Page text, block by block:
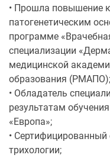
• Прошла повышение
патогенетическим
программе
специализации
медицинской
образования (РМАПО);
• Обладатель
результатам
«Европа»;
• Сертифицированный
трихологии;